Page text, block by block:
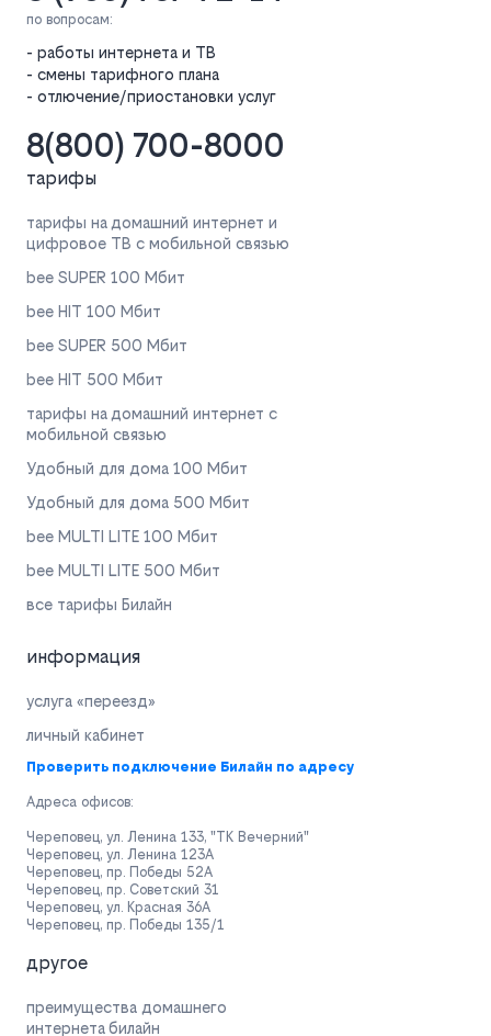
по вопросам:
- работы интернета и ТВ
- смены тарифного плана
- отлючение/приостановки услуг
8(800) 700-8000
тарифы
тарифы на домашний интернет и
цифровое ТВ с мобильной связью
bee SUPER 100 Мбит
bee HIT 100 Мбит
bee SUPER 500 Мбит
bee HIT 500 Мбит
тарифы на домашний интернет с
мобильной связью
Удобный для дома 100 Мбит
Удобный для дома 500 Мбит
bee MULTI LITE 100 Мбит
bee MULTI LITE 500 Мбит
все тарифы Билайн
информация
услуга «переезд»
личный кабинет
Проверить подключение Билайн по адресу
Адреса офисов:
Череповец, ул. Ленина 133, "ТК Вечерний"
Череповец, ул. Ленина 123А
Череповец, пр. Победы 52А
Череповец, пр. Советский 31
Череповец, ул. Красная 36А
Череповец, пр. Победы 135/1
другое
преимущества домашнего
интернета билайн